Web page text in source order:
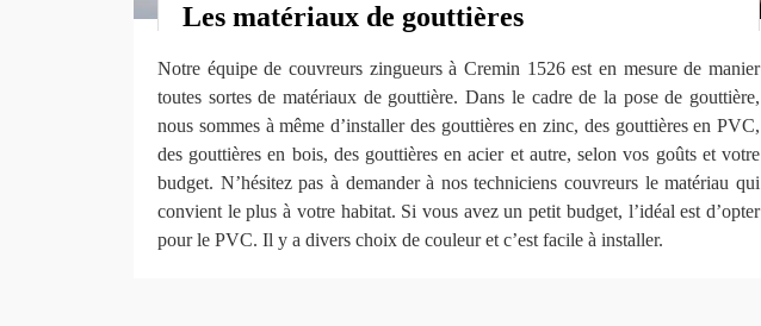
Les matériaux de gouttières
Notre équipe de couvreurs zingueurs à Cremin 1526 est en mesure de manier
toutes sortes de matériaux de gouttière. Dans le cadre de la pose de gouttière,
nous sommes à même d’installer des gouttières en zinc, des gouttières en PVC,
des gouttières en bois, des gouttières en acier et autre, selon vos goûts et votre
budget. N’hésitez pas à demander à nos techniciens couvreurs le matériau qui
convient le plus à votre habitat. Si vous avez un petit budget, l’idéal est d’opter
pour le PVC. Il y a divers choix de couleur et c’est facile à installer.